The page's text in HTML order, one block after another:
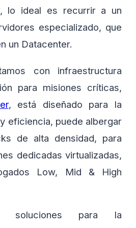
lo ideal es recurrir a un
especializado, que
un Datacenter.
con infraestructura
para misiones críticas,
, está diseñado para la
eficiencia, puede albergar
de alta densidad, para
dedicadas virtualizadas,
Low, Mid & High
soluciones para la